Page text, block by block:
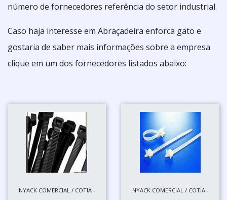
número de fornecedores referência do setor industrial.
Caso haja interesse em Abraçadeira enforca gato e
gostaria de saber mais informações sobre a empresa
clique em um dos fornecedores listados abaixo:
NYACK COMERCIAL / COTIA -
NYACK COMERCIAL / COTIA -